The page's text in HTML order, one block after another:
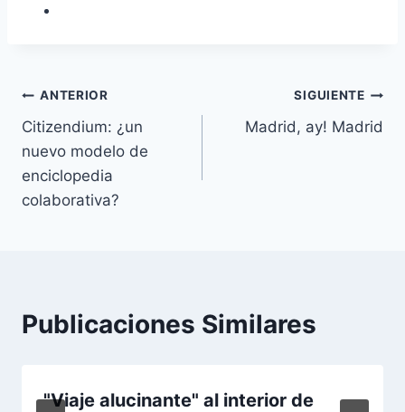
Navegación
de
entradas
ANTERIOR
Citizendium: ¿un
nuevo modelo de
enciclopedia
colaborativa?
SIGUIENTE
Madrid, ay! Madrid
Publicaciones Similares
"Viaje alucinante" al interior de